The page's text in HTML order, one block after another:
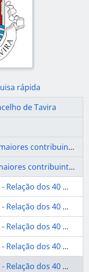
rápida
de Tavira
contribuintes
contribuintes
dos 40 maiores contribuintes
dos 40 maiores contribuintes
dos 40 maiores contribuintes
dos 40 maiores contribuintes
dos 40 maiores contribuintes